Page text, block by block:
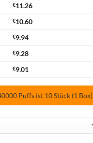
€11.26
€10.60
€9.94
€9.28
€9.01
Puffs ist 10 Stück (1 Box)